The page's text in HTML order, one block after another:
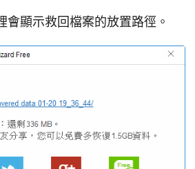
會顯示救回檔案的放置路徑。